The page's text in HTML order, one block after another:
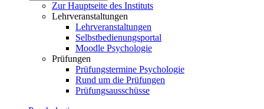
Zur Hauptseite des Instituts
Lehrveranstaltungen
Lehrveranstaltungen
Selbstbedienungsportal
Moodle Psychologie
Prüfungen
Prüfungstermine Psychologie
Rund um die Prüfungen
Prüfungsausschüsse